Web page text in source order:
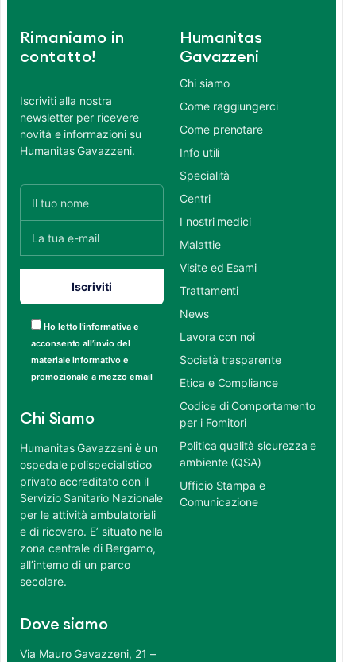
Rimaniamo in
contatto!
Iscriviti alla nostra
newsletter per ricevere
novità e informazioni su
Humanitas Gavazzeni.
Ho letto l’informativa e
acconsento all’invio del
materiale informativo e
promozionale a mezzo email
Chi Siamo
Humanitas Gavazzeni è un
ospedale polispecialistico
privato accreditato con il
Servizio Sanitario Nazionale
per le attività ambulatoriali
e di ricovero. E’ situato nella
zona centrale di Bergamo,
all’interno di un parco
secolare.
Dove siamo
Via Mauro Gavazzeni, 21 –
Humanitas
Gavazzeni
Chi siamo
Come raggiungerci
Come prenotare
Info utili
Specialità
Centri
I nostri medici
Malattie
Visite ed Esami
Trattamenti
News
Lavora con noi
Società trasparente
Etica e Compliance
Codice di Comportamento
per i Fornitori
Politica qualità sicurezza e
ambiente (QSA)
Ufficio Stampa e
Comunicazione